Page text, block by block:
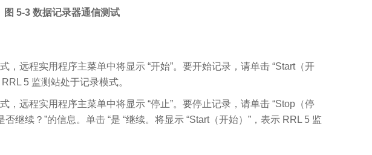
图 5-3 数据记录器通信测试
，远程实用程序主菜单中将显示 “开始”。要开始记录，请单击 “Start（开
5 监测站处于记录模式。
，远程实用程序主菜单中将显示 “停止”。要停止记录，请单击 “Stop（停
继续？”的信息。单击 “是 “继续。将显示 “Start（开始）”，表示 RRL 5 监